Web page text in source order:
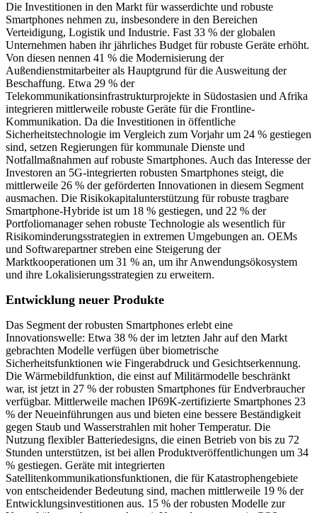
Die Investitionen in den Markt für wasserdichte und robuste
Smartphones nehmen zu, insbesondere in den Bereichen
Verteidigung, Logistik und Industrie. Fast 33 % der globalen
Unternehmen haben ihr jährliches Budget für robuste Geräte erhöht.
Von diesen nennen 41 % die Modernisierung der
Außendienstmitarbeiter als Hauptgrund für die Ausweitung der
Beschaffung. Etwa 29 % der
Telekommunikationsinfrastrukturprojekte in Südostasien und Afrika
integrieren mittlerweile robuste Geräte für die Frontline-
Kommunikation. Da die Investitionen in öffentliche
Sicherheitstechnologie im Vergleich zum Vorjahr um 24 % gestiegen
sind, setzen Regierungen für kommunale Dienste und
Notfallmaßnahmen auf robuste Smartphones. Auch das Interesse der
Investoren an 5G-integrierten robusten Smartphones steigt, die
mittlerweile 26 % der geförderten Innovationen in diesem Segment
ausmachen. Die Risikokapitalunterstützung für robuste tragbare
Smartphone-Hybride ist um 18 % gestiegen, und 22 % der
Portfoliomanager sehen robuste Technologie als wesentlich für
Risikominderungsstrategien in extremen Umgebungen an. OEMs
und Softwarepartner streben eine Steigerung der
Marktkooperationen um 31 % an, um ihr Anwendungsökosystem
und ihre Lokalisierungsstrategien zu erweitern.
Entwicklung neuer Produkte
Das Segment der robusten Smartphones erlebt eine
Innovationswelle: Etwa 38 % der im letzten Jahr auf den Markt
gebrachten Modelle verfügen über biometrische
Sicherheitsfunktionen wie Fingerabdruck und Gesichtserkennung.
Die Wärmebildfunktion, die einst auf Militärmodelle beschränkt
war, ist jetzt in 27 % der robusten Smartphones für Endverbraucher
verfügbar. Mittlerweile machen IP69K-zertifizierte Smartphones 23
% der Neueinführungen aus und bieten eine bessere Beständigkeit
gegen Staub und Wasserstrahlen mit hoher Temperatur. Die
Nutzung flexibler Batteriedesigns, die einen Betrieb von bis zu 72
Stunden unterstützen, ist bei allen Produktveröffentlichungen um 34
% gestiegen. Geräte mit integrierten
Satellitenkommunikationsfunktionen, die für Katastrophengebiete
von entscheidender Bedeutung sind, machen mittlerweile 19 % der
Entwicklungsinvestitionen aus. 15 % der robusten Modelle zur